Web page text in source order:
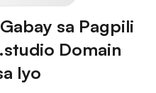
sa Pagpili
Domain
Iyo